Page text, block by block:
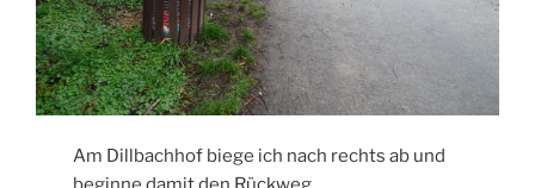
Am Dillbachhof biege ich nach rechts ab und